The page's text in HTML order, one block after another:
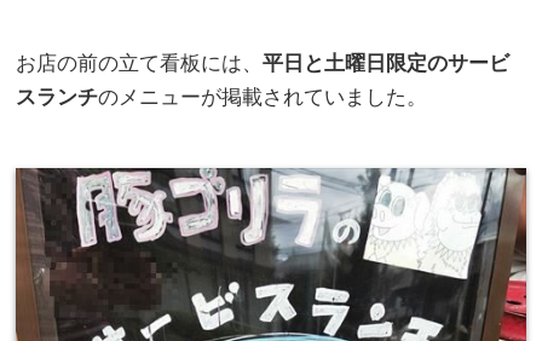
お店の前の立て看板には、平日と土曜日限定のサービ
スランチのメニューが掲載されていました。